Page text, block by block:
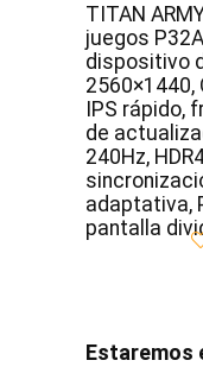
TITAN
juegos
dispositivo
2560×1440,
IPS rápido,
de
240Hz,
adaptativa,
pantalla
Estaremos